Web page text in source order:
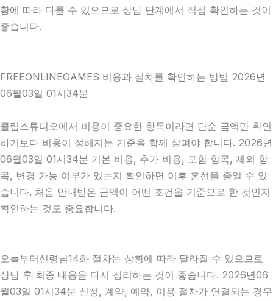
황에 따라 다를 수 있으므로 상담 단계에서 직접 확인하는 것이
좋습니다.
FREEONLINEGAMES 비용과 절차를 확인하는 방법 2026년
06월03일 01시34분
클립스튜디오에서 비용이 중요한 항목이라면 단순 금액만 확인
하기보다 비용이 정해지는 기준을 함께 살펴야 합니다. 2026년
06월03일 01시34분 기본 비용, 추가 비용, 포함 항목, 제외 항
목, 변경 가능 여부가 있는지 확인하면 이후 혼선을 줄일 수 있
습니다. 처음 안내받은 금액이 어떤 조건을 기준으로 한 것인지
확인하는 것도 중요합니다.
오늘부터신령님14화 절차는 상황에 따라 달라질 수 있으므로
상담 후 최종 내용을 다시 정리하는 것이 좋습니다. 2026년06
월03일 01시34분 신청, 계약, 예약, 이용 절차가 연결되는 경우